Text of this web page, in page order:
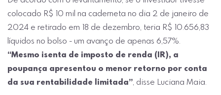
colocado R$ 10 mil na caderneta no dia 2 de janeiro de
2024 e retirado em 18 de dezembro, teria R$ 10.656,83
líquidos no bolso - um avanço de apenas 6,57%.
“Mesmo isenta de imposto de renda (IR), a
poupança apresentou o menor retorno por conta
da sua rentabilidade limitada”, disse Luciana Maia.